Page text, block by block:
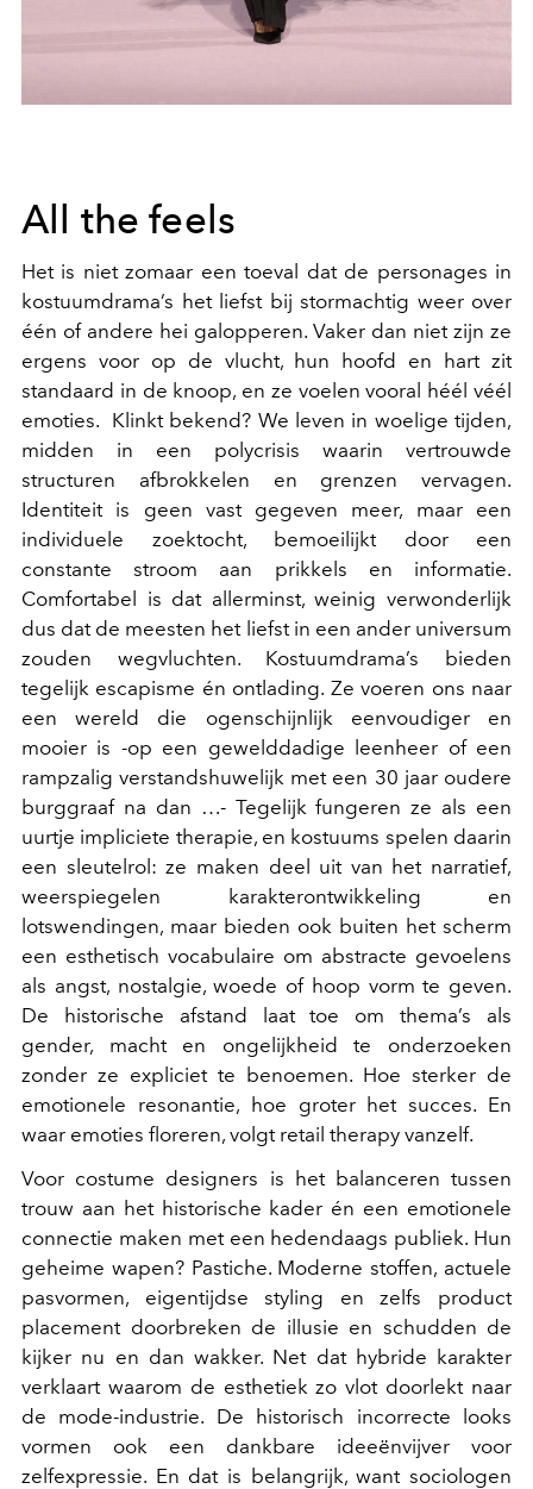
All the feels
Het is niet zomaar een toeval dat de personages in
kostuumdrama’s het liefst bij stormachtig weer over
één of andere hei galopperen. Vaker dan niet zijn ze
ergens voor op de vlucht, hun hoofd en hart zit
standaard in de knoop, en ze voelen vooral héél véél
emoties. Klinkt bekend? We leven in woelige tijden,
midden in een polycrisis waarin vertrouwde
structuren afbrokkelen en grenzen vervagen.
Identiteit is geen vast gegeven meer, maar een
individuele zoektocht, bemoeilijkt door een
constante stroom aan prikkels en informatie.
Comfortabel is dat allerminst, weinig verwonderlijk
dus dat de meesten het liefst in een ander universum
zouden wegvluchten. Kostuumdrama’s bieden
tegelijk escapisme én ontlading. Ze voeren ons naar
een wereld die ogenschijnlijk eenvoudiger en
mooier is -op een gewelddadige leenheer of een
rampzalig verstandshuwelijk met een 30 jaar oudere
burggraaf na dan …- Tegelijk fungeren ze als een
uurtje impliciete therapie, en kostuums spelen daarin
een sleutelrol: ze maken deel uit van het narratief,
weerspiegelen karakterontwikkeling en
lotswendingen, maar bieden ook buiten het scherm
een esthetisch vocabulaire om abstracte gevoelens
als angst, nostalgie, woede of hoop vorm te geven.
De historische afstand laat toe om thema’s als
gender, macht en ongelijkheid te onderzoeken
zonder ze expliciet te benoemen. Hoe sterker de
emotionele resonantie, hoe groter het succes. En
waar emoties floreren, volgt retail therapy vanzelf.
Voor costume designers is het balanceren tussen
trouw aan het historische kader én een emotionele
connectie maken met een hedendaags publiek. Hun
geheime wapen? Pastiche. Moderne stoffen, actuele
pasvormen, eigentijdse styling en zelfs product
placementdoorbreken de illusie en schudden de
kijker nu en dan wakker. Net dat hybride karakter
verklaart waarom de esthetiek zo vlot doorlekt naar
de mode-industrie. De historisch incorrecte looks
vormen ook een dankbare ideeënvijver voor
zelfexpressie. En dat is belangrijk, want sociologen